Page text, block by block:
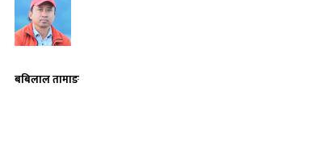
बबिलाल तामाङ